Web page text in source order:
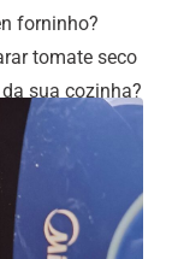
forninho?
tomate seco
sua cozinha?
tim por tim
e direta,